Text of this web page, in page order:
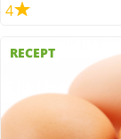
4
RECEPT